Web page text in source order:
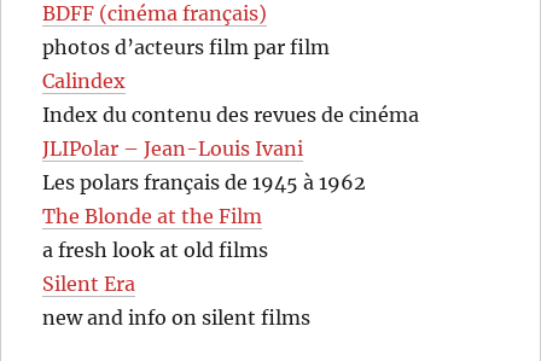
BDFF (cinéma français)
photos d’acteurs film par film
Calindex
Index du contenu des revues de cinéma
JLIPolar – Jean-Louis Ivani
Les polars français de 1945 à 1962
The Blonde at the Film
a fresh look at old films
Silent Era
new and info on silent films